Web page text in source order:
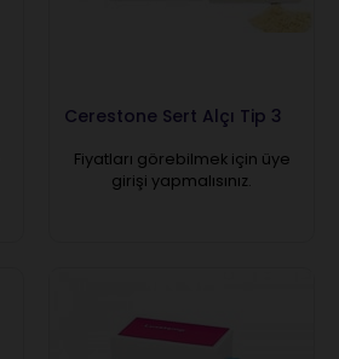
Cerestone Sert Alçı Tip 3
Fiyatları görebilmek için üye
girişi yapmalısınız.